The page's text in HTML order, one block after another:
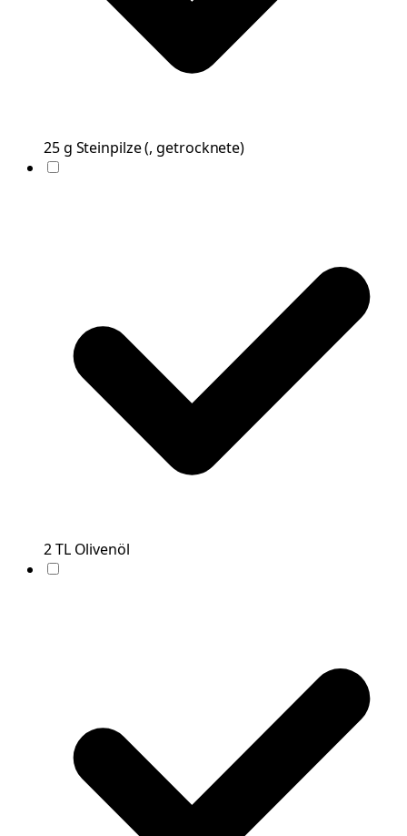
25g Steinpilze(, getrocknete)
2TL Olivenöl